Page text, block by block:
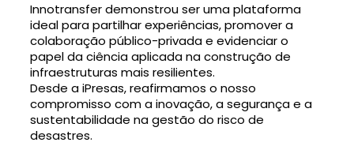
Innotransfer demonstrou ser uma plataforma
ideal para partilhar experiências, promover a
colaboração público-privada e evidenciar o
papel da ciência aplicada na construção de
infraestruturas mais resilientes.
Desde a iPresas, reafirmamos o nosso
compromisso com a inovação, a segurança e a
sustentabilidade na gestão do risco de
desastres.